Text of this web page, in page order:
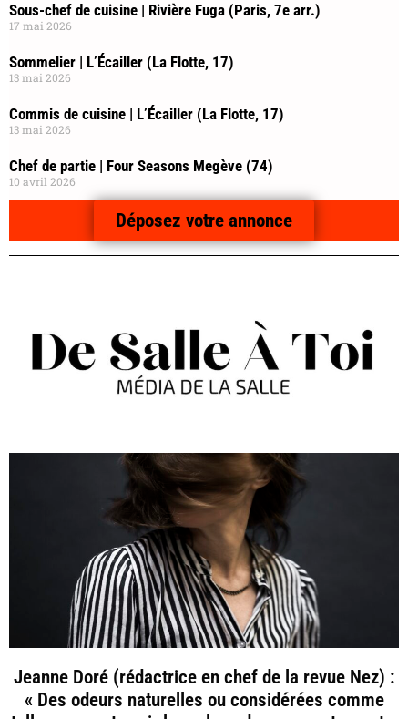
Sous-chef de cuisine | Rivière Fuga (Paris, 7e arr.)
17 mai 2026
Sommelier | L’Écailler (La Flotte, 17)
13 mai 2026
Commis de cuisine | L’Écailler (La Flotte, 17)
13 mai 2026
Chef de partie | Four Seasons Megève (74)
10 avril 2026
Déposez votre annonce
Jeanne Doré (rédactrice en chef de la revue Nez) :
« Des odeurs naturelles ou considérées comme